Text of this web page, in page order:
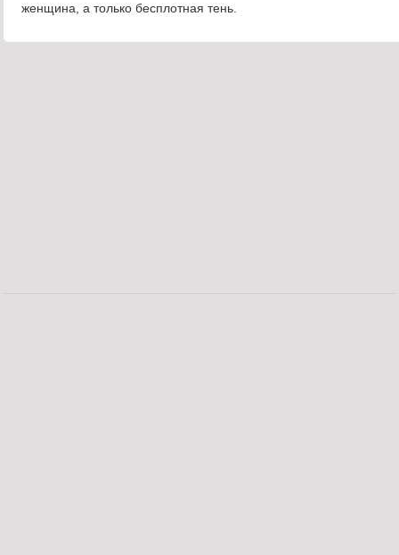
женщина, а только бесплотная тень.